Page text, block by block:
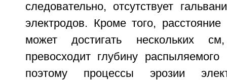
следовательно, отсутствует
электродов. Кроме того,
может достигать нескольких
превосходит глубину распыляемого
поэтому процессы эрозии